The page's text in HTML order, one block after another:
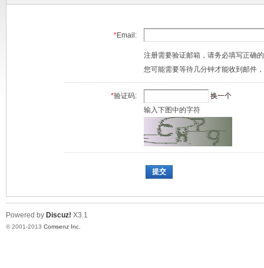
*Email:
注册需要验证邮箱，请务必填写正确
您可能需要等待几分钟才能收到邮件
*验证码:
换一个
输入下图中的字符
提交
Powered by Discuz! X3.1
© 2001-2013 Comsenz Inc.